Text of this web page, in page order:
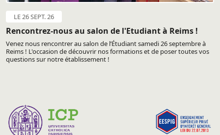
LE 26 SEPT. 26
Rencontrez-nous au salon de l'Etudiant à Reims !
Venez nous rencontrer au salon de l’Étudiant samedi 26 septembre à
Reims ! L'occasion de découvrir nos formations et de poser toutes vos
questions sur notre établissement !